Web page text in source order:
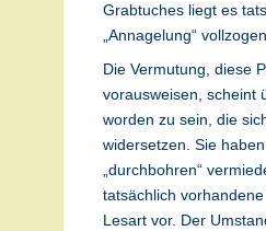
Grabtuches liegt es
„Annagelung“
Die Vermutung, diese
vorausweisen, scheint
worden zu sein, die
widersetzen. Sie
„durchbohren“
tatsächlich
Lesart vor. Der